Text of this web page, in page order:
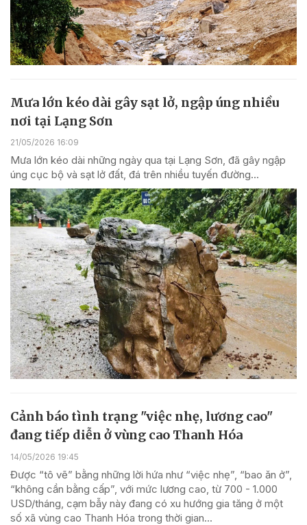
Mưa lớn kéo dài gây sạt lở, ngập úng nhiều
nơi tại Lạng Sơn
21/05/2026 16:09
Mưa lớn kéo dài những ngày qua tại Lạng Sơn, đã gây ngập
úng cục bộ và sạt lở đất, đá trên nhiều tuyến đường...
Cảnh báo tình trạng "việc nhẹ, lương cao"
đang tiếp diễn ở vùng cao Thanh Hóa
14/05/2026 19:45
Được “tô vẽ” bằng những lời hứa như “việc nhẹ”, “bao ăn ở”,
“không cần bằng cấp”, với mức lương cao, từ 700 - 1.000
USD/tháng, cạm bẫy này đang có xu hướng gia tăng ở một
số xã vùng cao Thanh Hóa trong thời gian...